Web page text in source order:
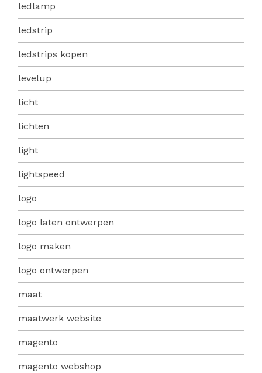
ledlamp
ledstrip
ledstrips kopen
levelup
licht
lichten
light
lightspeed
logo
logo laten ontwerpen
logo maken
logo ontwerpen
maat
maatwerk website
magento
magento webshop